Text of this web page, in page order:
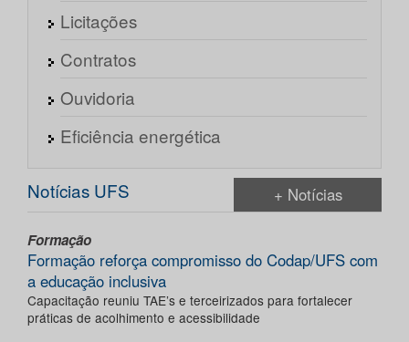
Licitações
Contratos
Ouvidoria
Eficiência energética
Notícias UFS + Notícias
Formação
Formação reforça compromisso do Codap/UFS com
a educação inclusiva
Capacitação reuniu TAE’s e terceirizados para fortalecer
práticas de acolhimento e acessibilidade